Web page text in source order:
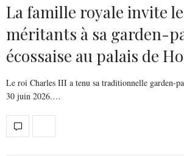
La famille royale invite
méritants à sa garden-
écossaise au palais de
Le roi Charles III a tenu sa traditionnelle garden-
30 juin 2026.…